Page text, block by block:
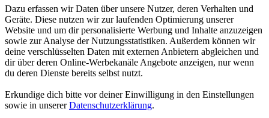
Dazu erfassen wir Daten über unsere Nutzer, deren Verhalten und
Geräte. Diese nutzen wir zur laufenden Optimierung unserer
Website und um dir personalisierte Werbung und Inhalte anzuzeigen
sowie zur Analyse der Nutzungsstatistiken. Außerdem können wir
deine verschlüsselten Daten mit externen Anbietern abgleichen und
dir über deren Online-Werbekanäle Angebote anzeigen, nur wenn
du deren Dienste bereits selbst nutzt.
Erkundige dich bitte vor deiner Einwilligung in den Einstellungen
sowie in unsererDatenschutzerklärung.